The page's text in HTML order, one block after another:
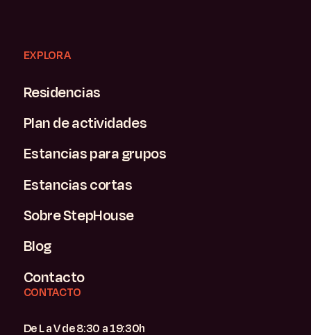
EXPLORA
Residencias
Plan de actividades
Estancias para grupos
Estancias cortas
Sobre StepHouse
Blog
Contacto
CONTACTO
De L a V de 8:30 a 19:30h